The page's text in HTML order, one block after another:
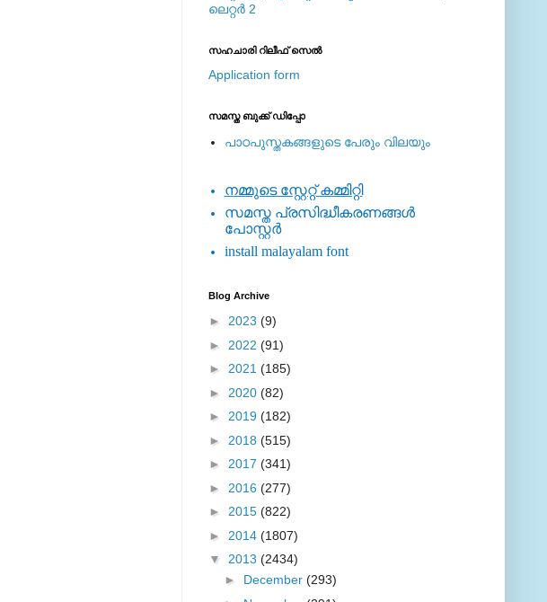
ലെറ്റര്‍ 2
സഹചാരി റിലീഫ് സെല്‍
Application form
സമസ്ത ബുക്ക് ഡിപ്പോ
പാഠപുസ്തകങ്ങളുടെ പേരും വിലയും
നമ്മുടെ സ്റ്റേറ്റ് കമ്മിറ്റി
സമസ്ത പ്രസിദ്ധീകരണങ്ങള്‍
പോസ്റ്റര്‍
install malayalam font
Blog Archive
► 2023 (9)
► 2022 (91)
► 2021 (185)
► 2020 (82)
► 2019 (182)
► 2018 (515)
► 2017 (341)
► 2016 (277)
► 2015 (822)
► 2014 (1807)
▼ 2013 (2434)
► December (293)